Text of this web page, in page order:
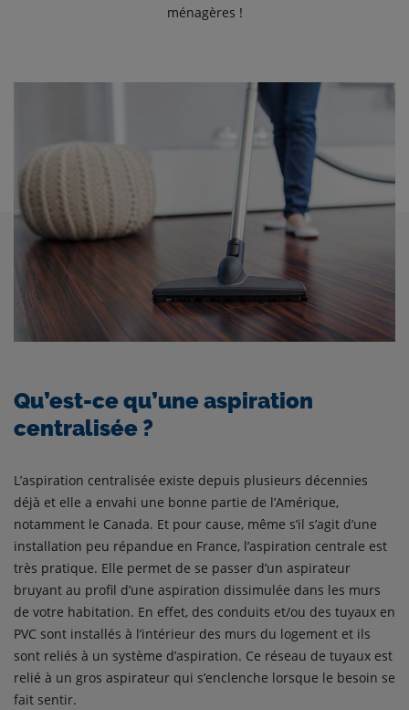
ménagères !
Qu’est-ce qu’une aspiration
centralisée ?
L’aspiration centralisée existe depuis plusieurs décennies
déjà et elle a envahi une bonne partie de l’Amérique,
notamment le Canada. Et pour cause, même s’il s’agit d’une
installation peu répandue en France, l’aspiration centrale est
très pratique. Elle permet de se passer d’un aspirateur
bruyant au profil d’une aspiration dissimulée dans les murs
de votre habitation. En effet, des conduits et/ou des tuyaux en
PVC sont installés à l’intérieur des murs du logement et ils
sont reliés à un système d’aspiration. Ce réseau de tuyaux est
relié à un gros aspirateur qui s’enclenche lorsque le besoin se
fait sentir.